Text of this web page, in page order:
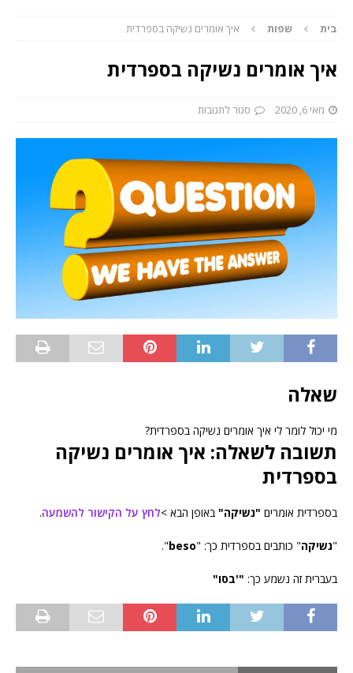
בית שפות איך אומרים נשיקה בספרדית
איך אומרים נשיקה בספרדית
מאי 6, 2020 סגור לתגובות
שאלה
מי יכול לומר לי איך אומרים נשיקה בספרדית?
תשובה לשאלה: איך אומרים נשיקה
בספרדית
בספרדית אומרים "נשיקה" באופן הבא >לחץ על הקישור להשמעה.
"נשיקה" כותבים בספרדית כך: "beso
".
בעברית זה נשמע כך: "'בסו"